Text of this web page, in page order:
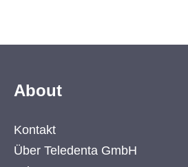
About
Kontakt
Über Teledenta GmbH